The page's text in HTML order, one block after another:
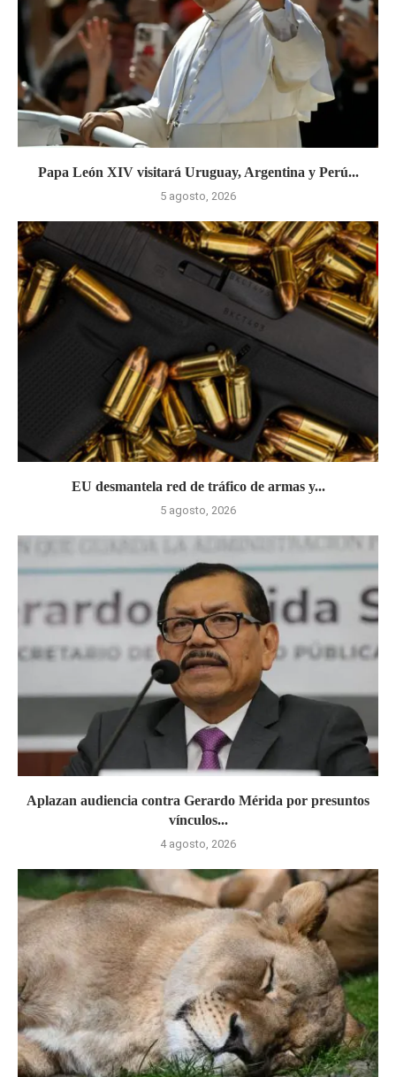
Papa León XIV visitará Uruguay, Argentina y Perú...
5 agosto, 2026
EU desmantela red de tráfico de armas y...
5 agosto, 2026
Aplazan audiencia contra Gerardo Mérida por presuntos
vínculos...
4 agosto, 2026